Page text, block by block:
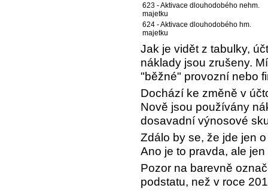
623 - Aktivace dlouhodobého nehm.
majetku
624 - Aktivace dlouhodobého hm.
majetku
Jak je vidět z tabulky,
náklady jsou zrušeny.
"běžné" provozní nebo
Dochází ke změně v
Nově jsou používány
dosavadní výnosové
Zdálo by se, že jde jen
Ano je to pravda, ale
Pozor na barevně
podstatu, než v roce